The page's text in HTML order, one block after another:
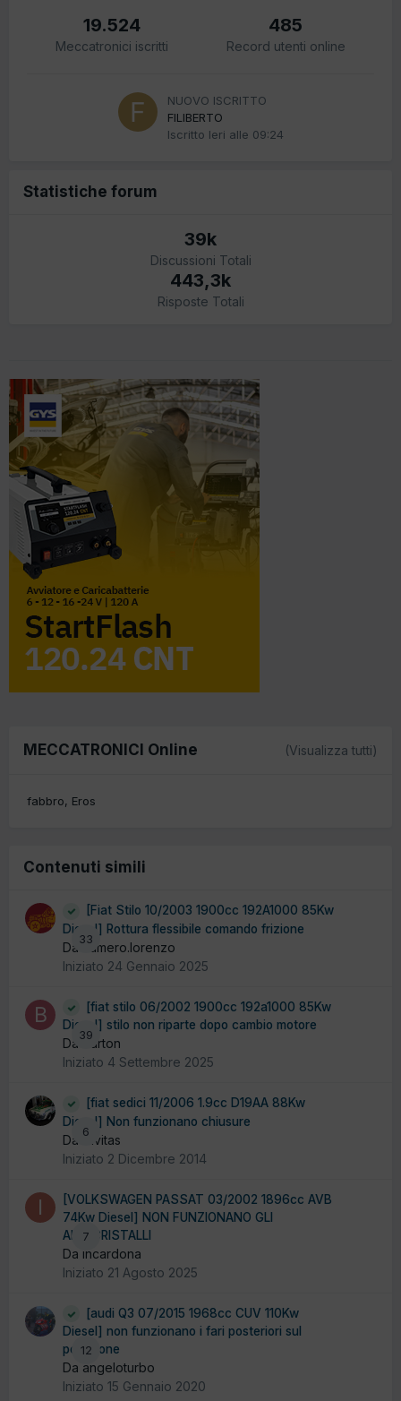
19.524
Meccatronici iscritti
485
Record utenti online
NUOVO ISCRITTO
FILIBERTO
Iscritto Ieri alle 09:24
Statistiche forum
39k
Discussioni Totali
443,3k
Risposte Totali
MECCATRONICI Online (Visualizza tutti)
fabbro Eros
Contenuti simili
33
[Fiat Stilo 10/2003 1900cc 192A1000 85Kw
Diesel] Rottura flessibile comando frizione
Da cumero.lorenzo
Iniziato 24 Gennaio 2025
39
[fiat stilo 06/2002 1900cc 192a1000 85Kw
Diesel] stilo non riparte dopo cambio motore
Da burton
Iniziato 4 Settembre 2025
6
[fiat sedici 11/2006 1.9cc D19AA 88Kw
Diesel] Non funzionano chiusure
Da Civitas
Iniziato 2 Dicembre 2014
7
[VOLKSWAGEN PASSAT 03/2002 1896cc AVB
74Kw Diesel] NON FUNZIONANO GLI
ALZACRISTALLI
Da incardona
Iniziato 21 Agosto 2025
12
[audi Q3 07/2015 1968cc CUV 110Kw
Diesel] non funzionano i fari posteriori sul
portellone
Da angeloturbo
Iniziato 15 Gennaio 2020